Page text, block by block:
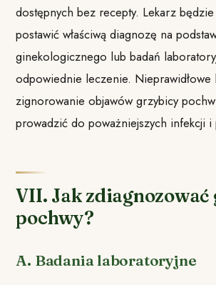
dostępnych bez recepty. Lekarz
postawić właściwą diagnozę na
ginekologicznego lub badań
odpowiednie leczenie.
zignorowanie objawów grzybicy
prowadzić do poważniejszych infekcji i
VII. Jak zdiagnozować
pochwy?
A. Badania laboratoryjne